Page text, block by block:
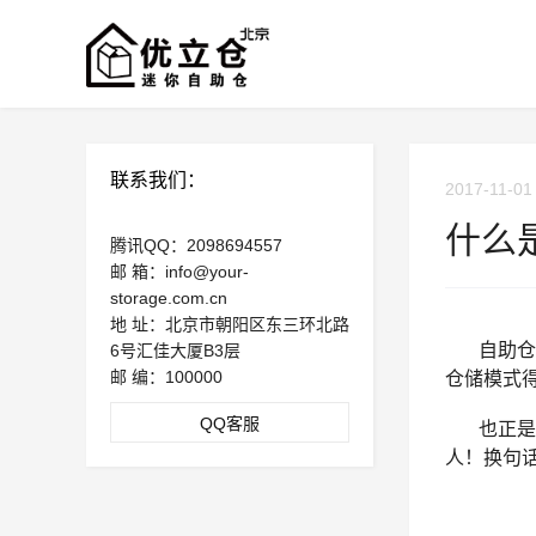
联系我们：
腾讯QQ：2098694557
邮 箱：info@your-
storage.com.cn
地 址：北京市朝阳区东三环北路
6号汇佳大厦B3层
邮 编：100000
QQ客服
2017-11-01
什么
自助仓
仓储模式
也正是
人！换句